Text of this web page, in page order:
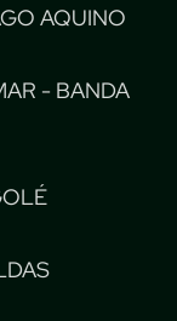
AQUINO
- BANDA